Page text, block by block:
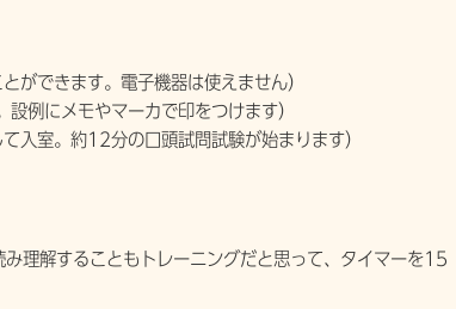
ができます。電子機器は使えません）
例にメモやマーカで印をつけます）
入室。約12分の口頭試問試験が始まります）
理解することもトレーニングだと思って、タイマーを15